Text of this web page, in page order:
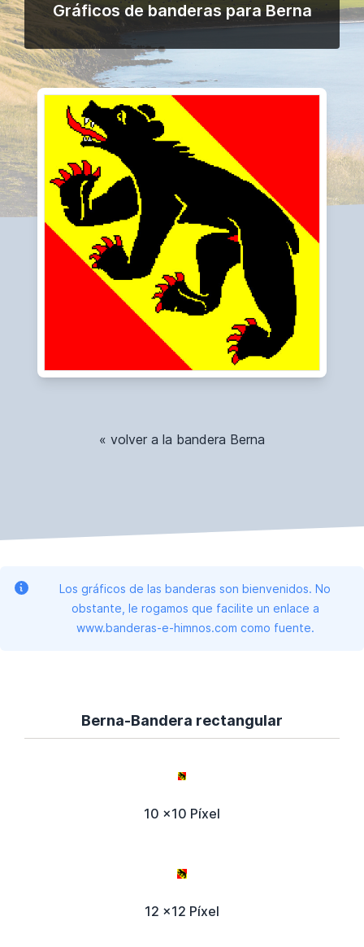
Gráficos de banderas para Berna
« volver a la bandera Berna
Los gráficos de las banderas son bienvenidos. No
obstante, le rogamos que facilite un enlace a
www.banderas-e-himnos.com como fuente.
Berna-Bandera rectangular
10 x10 Píxel
12 x12 Píxel